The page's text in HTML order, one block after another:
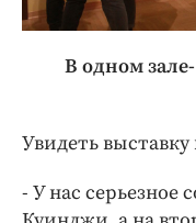
В одном
Увидеть
- У нас серьезное